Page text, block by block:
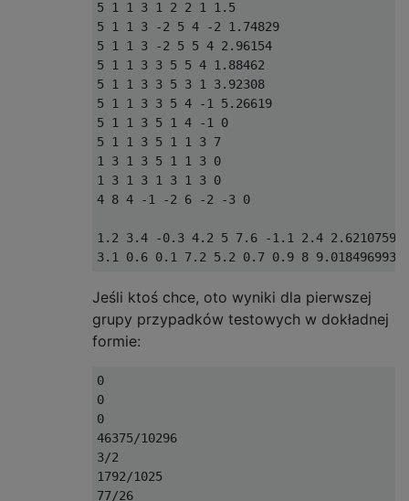
5 1 1 3 1 2 2 1 1.5
5 1 1 3 -2 5 4 -2 1.74829
5 1 1 3 -2 5 5 4 2.96154
5 1 1 3 3 5 5 4 1.88462
5 1 1 3 3 5 3 1 3.92308
5 1 1 3 3 5 4 -1 5.26619
5 1 1 3 5 1 4 -1 0
5 1 1 3 5 1 1 3 7
1 3 1 3 5 1 1 3 0
1 3 1 3 1 3 1 3 0
4 8 4 -1 -2 6 -2 -3 0
1.2 3.4 -0.3 4.2 5 7.6 -1.1 2.4
Jeśli ktoś chce, oto wyniki dla pierwszej
grupy przypadków testowych w dokładnej
formie:
0
0
0
46375/10296
3/2
1792/1025
77/26